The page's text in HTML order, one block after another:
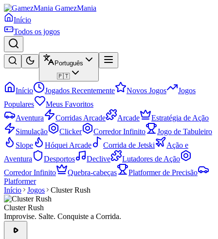
GamezMania
Início
Todos os jogos
Português
🇵🇹
Início Jogados Recentemente Novos Jogos
Jogos
Populares
Meus Favoritos
Aventura
Corridas Arcade Arcade
Estratégia de Ação
Simulação
Clicker Corredor Infinito
Jogo de Tabuleiro
Slope
Hóquei Arcade Corrida de Jetski
Ação e
Aventura
Desportos Declive
Lutadores de Ação
Corredor Infinito
Quebra-cabeças
Platformer de Precisão
Platformer
Início
Jogos Cluster Rush
Cluster Rush
Improvise. Salte. Conquiste a Corrida.